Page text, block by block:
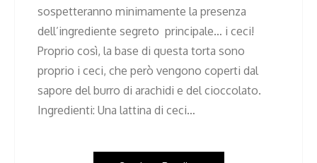
sospetteranno minimamente la presenza
dell’ingrediente segreto principale… i ceci!
Proprio così, la base di questa torta sono
proprio i ceci, che però vengono coperti dal
sapore del burro di arachidi e del cioccolato.
Ingredienti: Una lattina di ceci…